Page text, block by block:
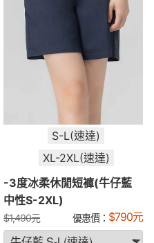
S-L(速達)
XL-2XL(速達)
-3度冰柔休閒短褲(牛仔藍
中性S-2XL)
$1,490元 優惠價： $790元